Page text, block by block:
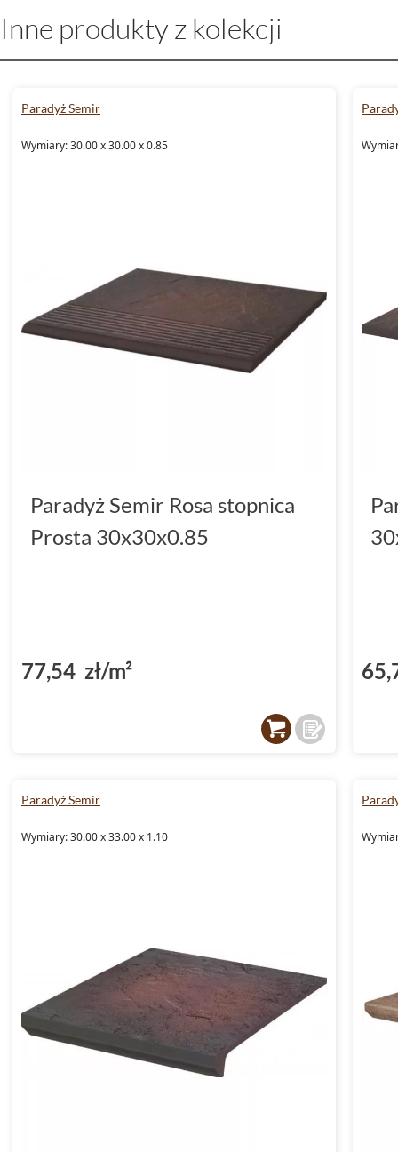
Inne produkty z kolekcji
Paradyż Semir
Wymiary: 30.00 x 30.00 x 0.85
Paradyż Semir Rosa stopnica
Prosta 30x30x0.85
77,54 zł/m²
Paradyż Semir
Wymiary: 30.00 x 33.00 x 1.10